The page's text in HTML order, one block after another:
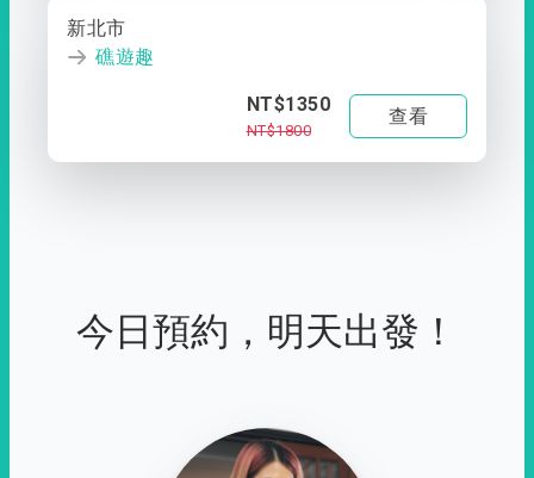
新北市
礁遊趣
NT$1350
NT$1800
查看
今日預約，明天出發！